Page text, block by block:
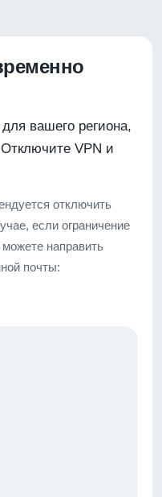
вашего региона,
VPN и
отключить
если ограничение
направить
почты: